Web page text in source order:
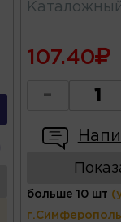
107.40
-
больше 10 шт